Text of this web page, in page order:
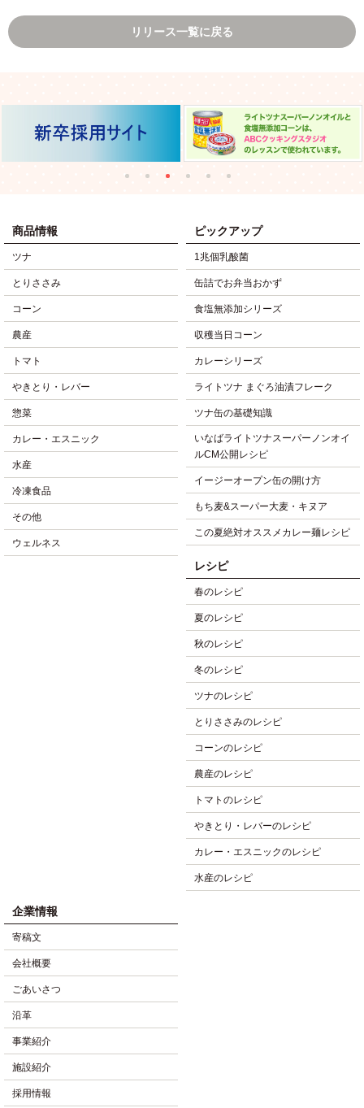
リリース一覧に戻る
商品情報
ツナ
とりささみ
コーン
農産
トマト
やきとり・レバー
惣菜
カレー・エスニック
水産
冷凍食品
その他
ウェルネス
ピックアップ
1兆個乳酸菌
缶詰でお弁当おかず
食塩無添加シリーズ
収穫当日コーン
カレーシリーズ
ライトツナ まぐろ油漬フレーク
ツナ缶の基礎知識
いなばライトツナスーパーノンオイ
ルCM公開レシピ
イージーオープン缶の開け方
もち麦&スーパー大麦・キヌア
この夏絶対オススメカレー麺レシピ
レシピ
春のレシピ
夏のレシピ
秋のレシピ
冬のレシピ
ツナのレシピ
とりささみのレシピ
コーンのレシピ
農産のレシピ
トマトのレシピ
やきとり・レバーのレシピ
カレー・エスニックのレシピ
水産のレシピ
企業情報
寄稿文
会社概要
ごあいさつ
沿革
事業紹介
施設紹介
採用情報